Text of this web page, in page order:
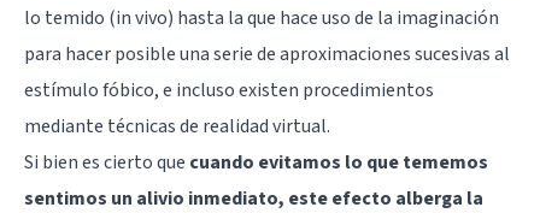
lo temido (in vivo) hasta la que hace uso de la imaginación
para hacer posible una serie de aproximaciones sucesivas al
estímulo fóbico, e incluso existen procedimientos
mediante técnicas de realidad virtual.
Si bien es cierto que cuando evitamos lo que tememos
sentimos un alivio inmediato, este efecto alberga la